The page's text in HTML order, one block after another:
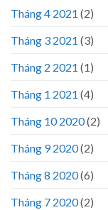
Tháng 4 2021 (2)
Tháng 3 2021 (3)
Tháng 2 2021 (1)
Tháng 1 2021 (4)
Tháng 10 2020(2)
Tháng 9 2020(2)
Tháng 8 2020(6)
Tháng 7 2020(2)